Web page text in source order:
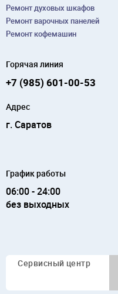
Ремонт духовых шкафов
Ремонт варочных панелей
Ремонт кофемашин
Горячая линия
+7 (985) 601-00-53
Адрес
г. Саратов
График работы
06:00 - 24:00
без выходных
Сервисный центр